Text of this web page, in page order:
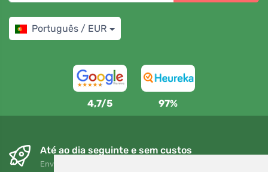
Português / EUR
4,7/5 97%
Até ao dia seguinte e sem custos
Envio gratuito para encomendas superiores a 80 EUR